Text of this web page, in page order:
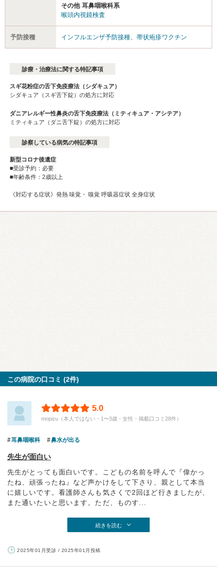
その他 耳鼻咽喉科系
喉頭内視鏡検査
予防接種 インフルエンザ予防接種、 帯状疱疹ワクチン
診療・治療法に関する特記事項
スギ花粉症の舌下免疫療法（シダキュア）
シダキュア（スギ舌下錠）の処方に対応
ダニアレルギー性鼻炎の舌下免疫療法（ミティキュア・アシテア）
ミティキュア（ダニ舌下錠）の処方に対応
診察している病気の特記事項
新型コロナ後遺症
■受診予約：必要
■年齢条件：2歳以上
《対応する症状》発熱 味覚・ 嗅覚 呼吸器症状 全身症状
この病院の口コミ (2件)
5.0
mopizu（本人ではない・1〜3歳・女性・掲載口コミ28件）
耳鼻咽喉科 鼻水が出る
先生が面白い
先生がとっても面白いです。こどもの名前を呼んで『偉かっ
たね、頑張ったね』など声かけをして下さり、親として本当
に嬉しいです。看護師さんも気さくで2回ほど行きましたが、
また通いたいと思います。ただ、ものす...
続きを読む
2025年01月受診 / 2025年01月投稿